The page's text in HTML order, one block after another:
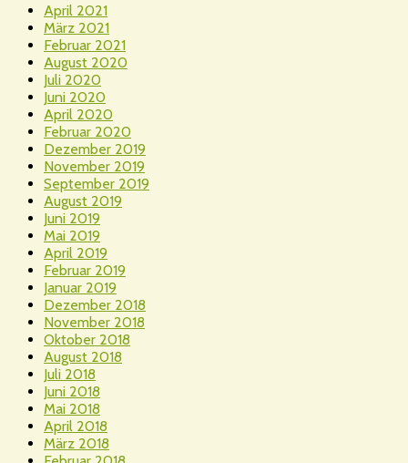
April 2021
März 2021
Februar 2021
August 2020
Juli 2020
Juni 2020
April 2020
Februar 2020
Dezember 2019
November 2019
September 2019
August 2019
Juni 2019
Mai 2019
April 2019
Februar 2019
Januar 2019
Dezember 2018
November 2018
Oktober 2018
August 2018
Juli 2018
Juni 2018
Mai 2018
April 2018
März 2018